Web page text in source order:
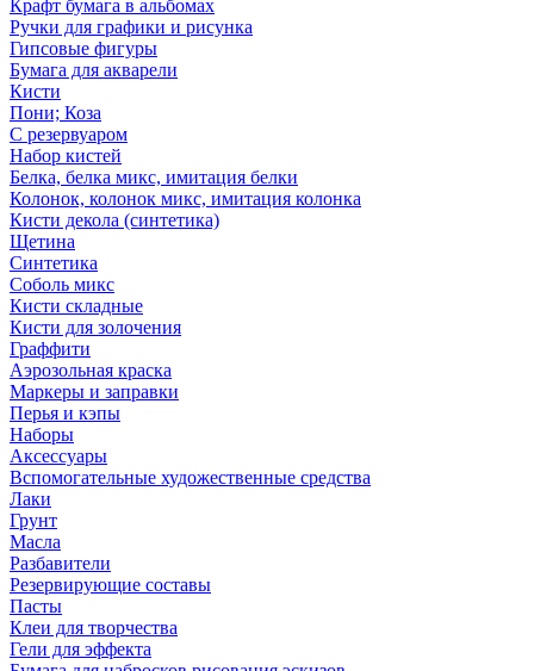
Крафт бумага в альбомах
Ручки для графики и рисунка
Гипсовые фигуры
Бумага для акварели
Кисти
Пони; Коза
С резервуаром
Набор кистей
Белка, белка микс, имитация белки
Колонок, колонок микс, имитация колонка
Кисти декола (синтетика)
Щетина
Синтетика
Соболь микс
Кисти складные
Кисти для золочения
Граффити
Аэрозольная краска
Маркеры и заправки
Перья и кэпы
Наборы
Аксессуары
Вспомогательные художественные средства
Лаки
Грунт
Масла
Разбавители
Резервирующие составы
Пасты
Клеи для творчества
Гели для эффекта